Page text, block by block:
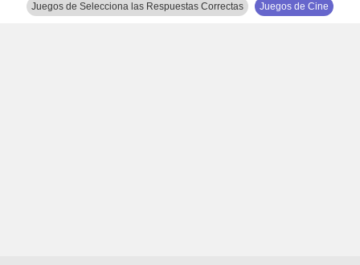
Juegos de Selecciona las Respuestas Correctas Juegos de Cine